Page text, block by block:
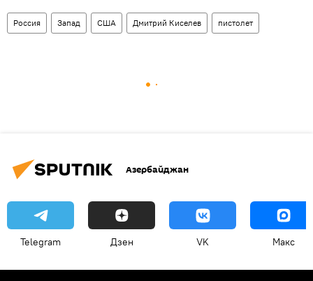
Россия Запад США Дмитрий Киселев пистолет
Азербайджан
Telegram Дзен VK Макс